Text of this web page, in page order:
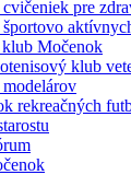
pre
klub Močenok
klub
rekreačných